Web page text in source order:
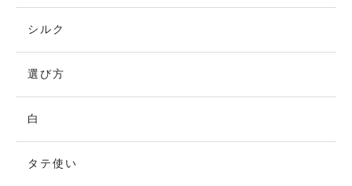
シルク
選び方
白
タテ使い